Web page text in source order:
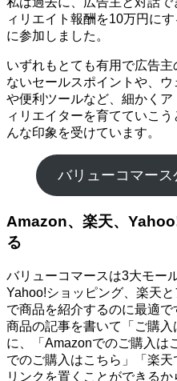
ィリエイト報酬を10万円に
に参加しました。
いずれもとても有用で広告
ないセールスポイントや、
や便利ツールなど、細かく
ィリエイターを育てていこ
んな印象を受けています。
バリューコマー
Amazon、楽天、
る
バリューコマースは3大モー
Yahoo!ショッピング、楽天
で商品を紹介するのに最適
商品の記事を書いて「ご購
に、「Amazonでのご購入は
でのご購入はこちら」「楽
リンクを置くことができる